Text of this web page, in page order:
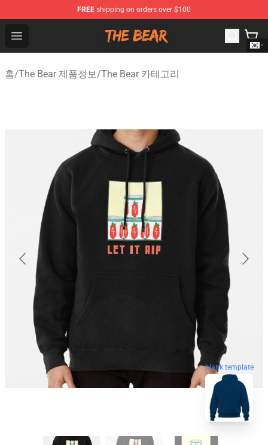
FREE shipping on orders over $100
Open menu
The Bear Shop - Official The Bear Merchandise Store
홈/The Bear 제품정보/The Bear 카테고리
blank template